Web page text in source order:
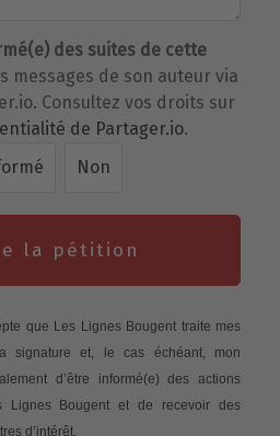
des suites de cette
messages de son auteur via
Consultez vos droits sur
de Partager.io.
Non
la pétition
que Les Lignes Bougent traite mes
signature et, le cas échéant, mon
d’être informé(e) des actions
Lignes Bougent et de recevoir des
d’intérêt.